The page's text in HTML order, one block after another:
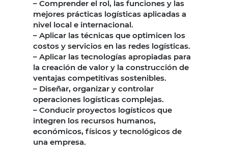
– Comprender el rol, las funciones y las
mejores prácticas logísticas aplicadas a
nivel local e internacional.
– Aplicar las técnicas que optimicen los
costos y servicios en las redes logísticas.
– Aplicar las tecnologías apropiadas para
la creación de valor y la construcción de
ventajas competitivas sostenibles.
– Diseñar, organizar y controlar
operaciones logísticas complejas.
– Conducir proyectos logísticos que
integren los recursos humanos,
económicos, físicos y tecnológicos de
una empresa.